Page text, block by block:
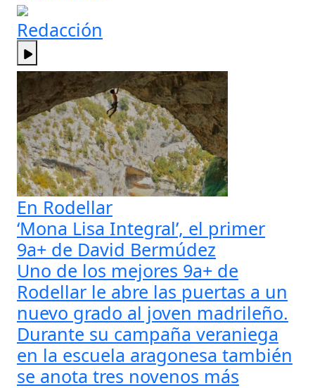
Redacción
En Rodellar
‘Mona Lisa Integral’, el primer
9a+ de David Bermúdez
Uno de los mejores 9a+ de
Rodellar le abre las puertas a un
nuevo grado al joven madrileño.
Durante su campaña veraniega
en la escuela aragonesa también
se anota tres novenos más